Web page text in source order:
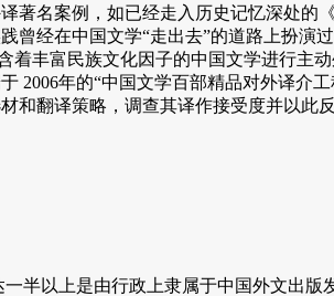
著名案例，如已经走入历史记忆深处的
曾经在中国文学“走出去”的道路上扮
着丰富民族文化因子的中国文学进行主
2006年的“中国文学百部精品对外译介
和翻译策略，调查其译作接受度并以
以上是由行政上隶属于中国外文出版